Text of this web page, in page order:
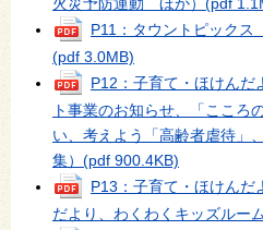
火災予防運動 ほか） (pdf
P11：タウントピックス
(pdf 3.0MB)
P12：子育て・ほけんだ
ト事業のお知らせ、「こころ
い、考えよう「高齢者虐待」
集） (pdf 900.4KB)
P13：子育て・ほけんだ
だより、わくわくキッズルー